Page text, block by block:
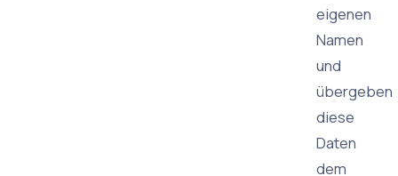
eigenen
Namen
und
übergeben
diese
Daten
dem